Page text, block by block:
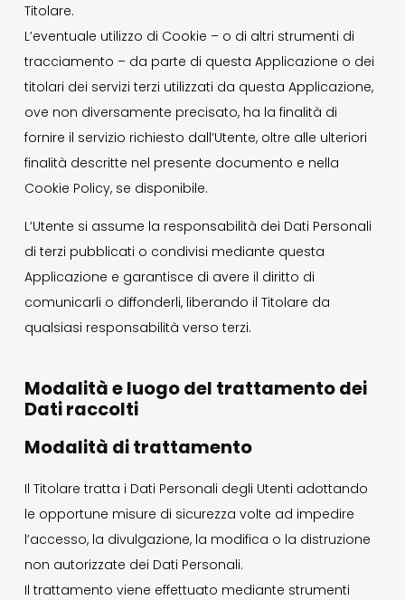
Titolare.
L’eventuale utilizzo di Cookie – o di altri strumenti di
tracciamento – da parte di questa Applicazione o dei
titolari dei servizi terzi utilizzati da questa Applicazione,
ove non diversamente precisato, ha la finalità di
fornire il servizio richiesto dall’Utente, oltre alle ulteriori
finalità descritte nel presente documento e nella
Cookie Policy, se disponibile.
L’Utente si assume la responsabilità dei Dati Personali
di terzi pubblicati o condivisi mediante questa
Applicazione e garantisce di avere il diritto di
comunicarli o diffonderli, liberando il Titolare da
qualsiasi responsabilità verso terzi.
Modalità e luogo del trattamento dei
Dati raccolti
Modalità di trattamento
Il Titolare tratta i Dati Personali degli Utenti adottando
le opportune misure di sicurezza volte ad impedire
l’accesso, la divulgazione, la modifica o la distruzione
non autorizzate dei Dati Personali.
Il trattamento viene effettuato mediante strumenti